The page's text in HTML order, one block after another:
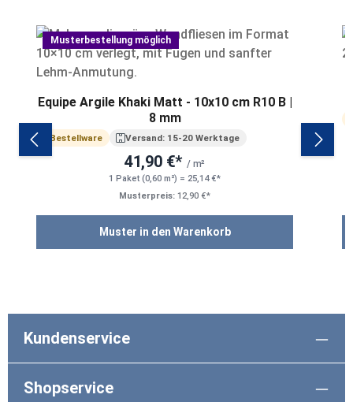
Musterbestellung möglich
Equipe Argile Khaki Matt - 10x10 cm R10 B |
8 mm
Bestellware Versand: 15-20 Werktage
41,90 €* / m²
1 Paket (0,60 m²) = 25,14 €*
Musterpreis: 12,90 €*
Muster in den Warenkorb
Kundenservice
Shopservice